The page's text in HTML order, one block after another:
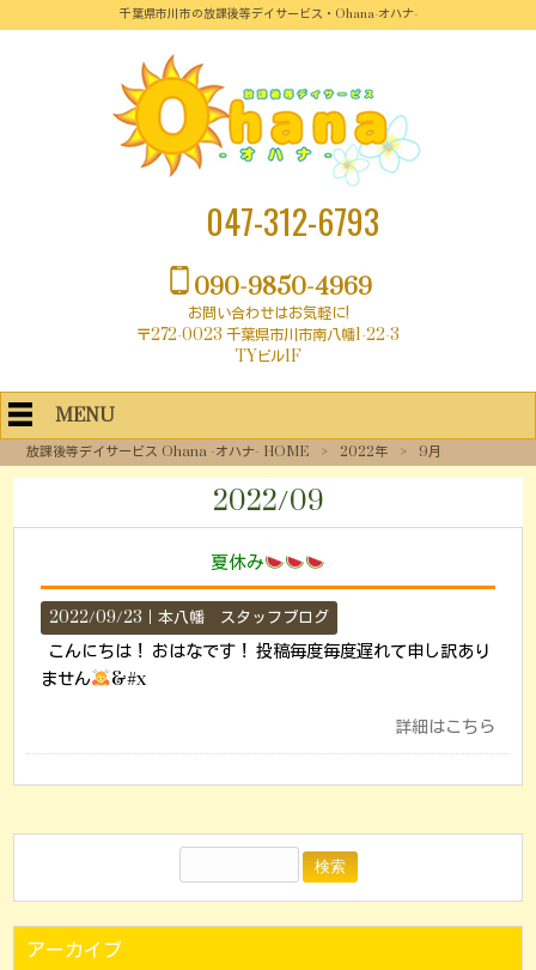
千葉県市川市の放課後等デイサービス・Ohana-オハナ-
047-312-6793
090-9850-4969
お問い合わせはお気軽に!
〒272-0023 千葉県市川市南八幡1-22-3
TYビル1F
MENU
放課後等デイサービス Ohana -オハナ- HOME > 2022年 > 9月
2022/09
夏休み
2022/09/23｜本八幡 スタッフブログ
こんにちは！ おはなです！ 投稿毎度毎度遅れて申し訳あり
ません
&#x
詳細はこちら
アーカイブ